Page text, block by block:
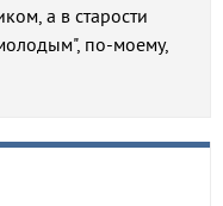
а в старости
по-моему,